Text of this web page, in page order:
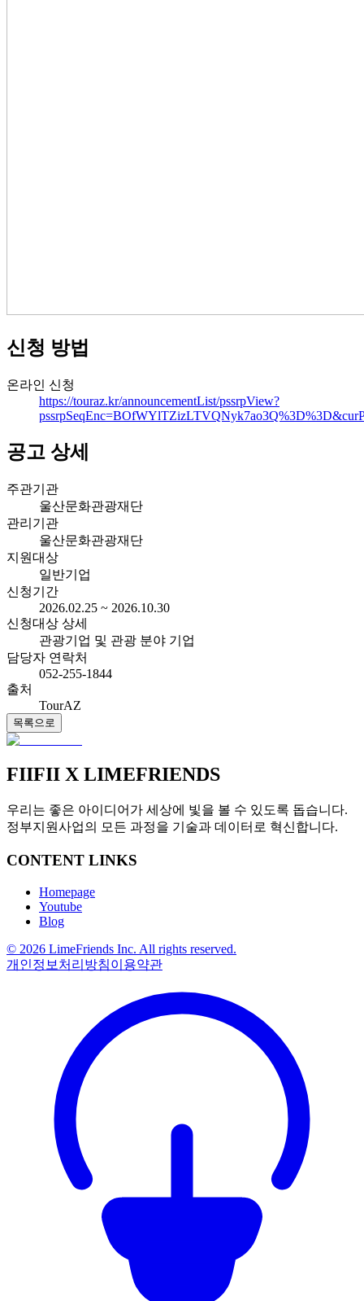
신청 방법
온라인 신청
https://touraz.kr/announcementList/pssrpView?
공고 상세
주관기관
울산문화관광재단
관리기관
울산문화관광재단
지원대상
일반기업
신청기간
2026.02.25 ~ 2026.10.30
신청대상 상세
관광기업 및 관광 분야 기업
담당자 연락처
052-255-1844
출처
TourAZ
목록으로
FIIFII X LIMEFRIENDS
우리는 좋은 아이디어가 세상에 빛을 볼 수 있도록 돕습니다.
정부지원사업의 모든 과정을 기술과 데이터로 혁신합니다.
CONTENT LINKS
Homepage
Youtube
Blog
© 2026 LimeFriends Inc. All rights reserved.
개인정보처리방침이용약관